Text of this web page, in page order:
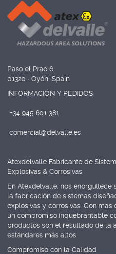
Paso el Prao 6
01320 · Oyón, Spain
INFORMACIÓN Y PEDIDOS
+34 945 601 381
comercial@delvalle.es
Atexdelvalle Fabricante de
Explosivas & Corrosivas
En Atexdelvalle, nos enorgullece
la fabricación de sistemas
explosivas y corrosivas. Con
un compromiso inquebrantable
productos son el resultado de la
estándares más altos.
Compromiso con la Calidad